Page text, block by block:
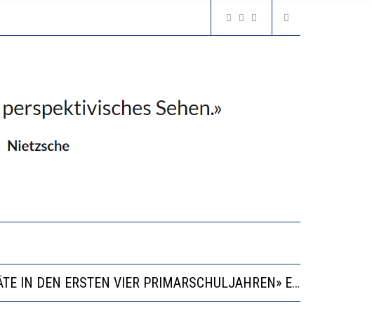
VERRINGERT DAS INNOVATIONSPOTENZIAL
2’529 UNTERSCHRIFTEN FÜR «KEINE DIGITALEN GERÄTE IN DEN ERSTEN VIER PRIMARSCHULJAHREN» EINGEREICHT
DIE INVESTITIONEN BRINGEN